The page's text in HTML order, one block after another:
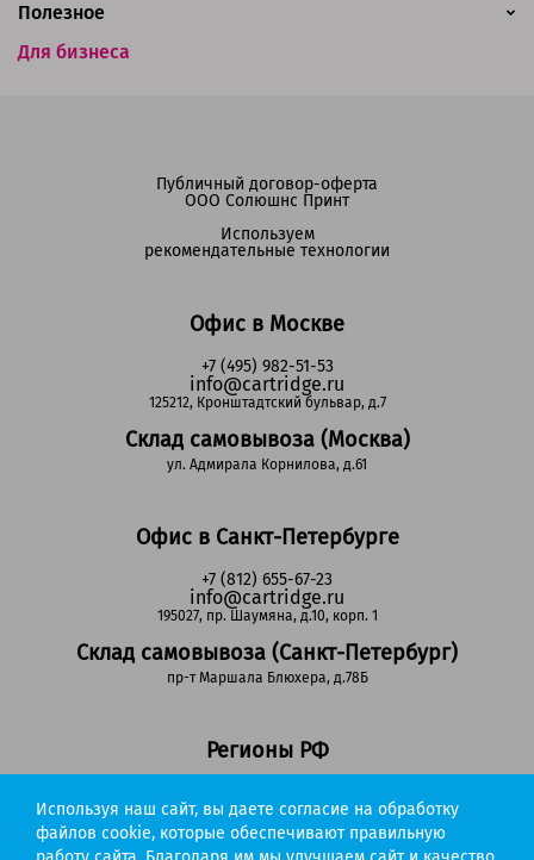
Для бизнеса
Полезное
Офис в Москве
+7 (495) 982-51-53
info@cartridge.ru
125212, Кронштадтский бульвар, д.7
Склад самовывоза (Москва)
ул. Адмирала Корнилова, д.61
Офис в Санкт-Петербурге
+7 (812) 655-67-23
info@cartridge.ru
195027, пр. Шаумяна, д.10, корп. 1
Склад самовывоза (Санкт-Петербург)
пр-т Маршала Блюхера, д.78Б
Регионы РФ
(звонок бесплатный)
info@cartridge.ru
Публичный договор-оферта
ООО Солюшнс Принт
Используем
рекомендательные технологии
Используя наш сайт, вы даете согласие на обработку
файлов cookie, которые обеспечивают правильную